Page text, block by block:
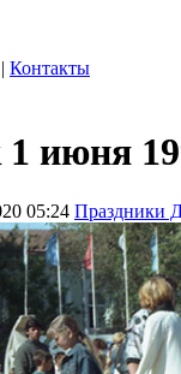
| Контакты
июня
05:24 Праздники